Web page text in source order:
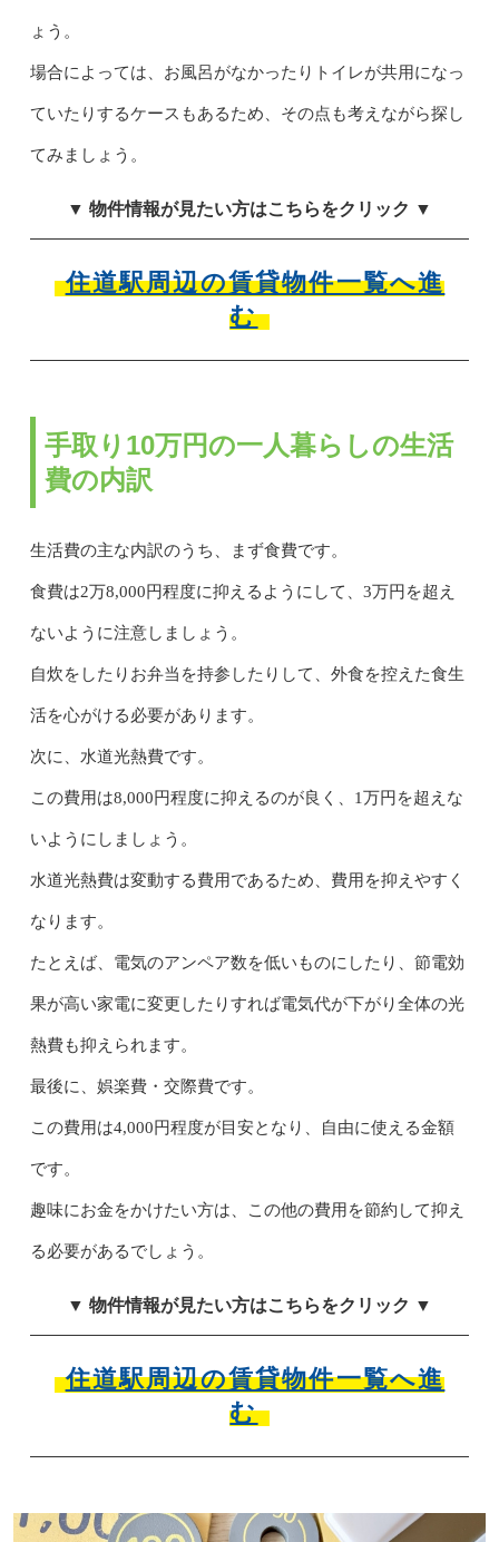
ょう。
場合によっては、お風呂がなかったりトイレが共用になっ
ていたりするケースもあるため、その点も考えながら探し
てみましょう。
▼ 物件情報が見たい方はこちらをクリック ▼
住道駅周辺の賃貸物件一覧へ進
む
手取り10万円の一人暮らしの生活
費の内訳
生活費の主な内訳のうち、まず食費です。
食費は2万8,000円程度に抑えるようにして、3万円を超え
ないように注意しましょう。
自炊をしたりお弁当を持参したりして、外食を控えた食生
活を心がける必要があります。
次に、水道光熱費です。
この費用は8,000円程度に抑えるのが良く、1万円を超えな
いようにしましょう。
水道光熱費は変動する費用であるため、費用を抑えやすく
なります。
たとえば、電気のアンペア数を低いものにしたり、節電効
果が高い家電に変更したりすれば電気代が下がり全体の光
熱費も抑えられます。
最後に、娯楽費・交際費です。
この費用は4,000円程度が目安となり、自由に使える金額
です。
趣味にお金をかけたい方は、この他の費用を節約して抑え
る必要があるでしょう。
▼ 物件情報が見たい方はこちらをクリック ▼
住道駅周辺の賃貸物件一覧へ進
む